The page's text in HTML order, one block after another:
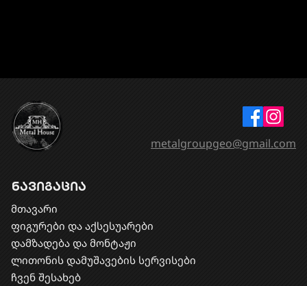
ნავიგაცია
მთავარი
ფიგურები და აქსესუარები
დამზადება და მონტაჟი
​ლითონის დამუშავების სერვისები
ჩვენ შესახებ
metalgroupgeo@gmail.com